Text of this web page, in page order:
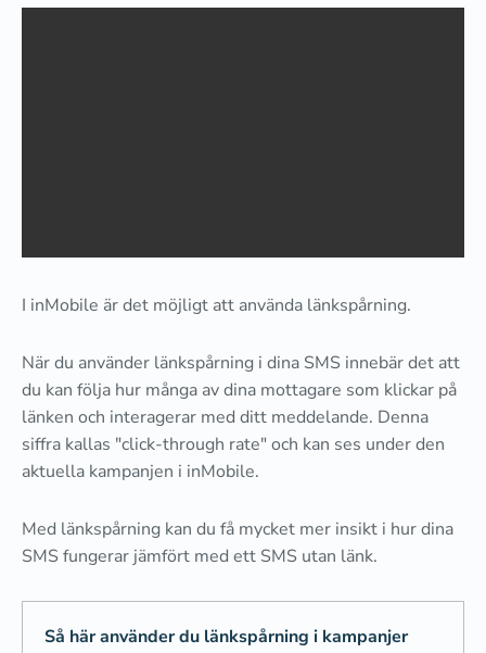
I inMobile är det möjligt att använda länkspårning.
När du använder länkspårning i dina SMS innebär det att
du kan följa hur många av dina mottagare som klickar på
länken och interagerar med ditt meddelande. Denna
siffra kallas "click-through rate" och kan ses under den
aktuella kampanjen i inMobile.
Med länkspårning kan du få mycket mer insikt i hur dina
SMS fungerar jämfört med ett SMS utan länk.
Så här använder du länkspårning i kampanjer